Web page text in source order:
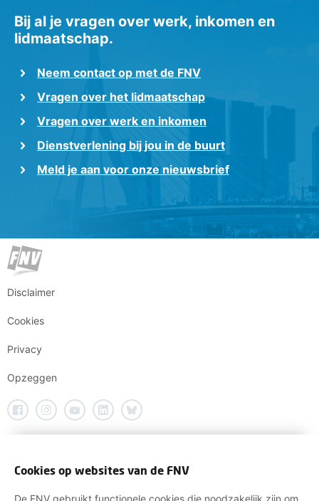
Bij al je vragen over werk, inkomen en
lidmaatschap.
Neem contact op met de FNV
Vragen over het lidmaatschap
Vragen over werk en inkomen
Dienstverlening bij jou in de buurt
Meld je aan voor onze nieuwsbrief
Disclaimer
Cookies
Privacy
Opzeggen
Cookies op websites van de FNV
De FNV gebruikt functionele cookies die noodzakelijk zijn om